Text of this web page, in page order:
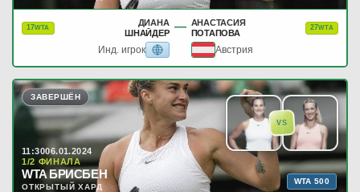
17WTA
ДИАНА
ШНАЙДЕР — АНАСТАСИЯ
ПОТАПОВА
27WTA
Инд. игрок Австрия
VS
ЗАВЕРШЁН
11:3006.01.2024
1/2 ФИНАЛА
WTA БРИСБЕН
ОТКРЫТЫЙ ХАРД
WTA 500